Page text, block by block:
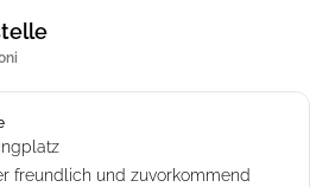
freundlich und zuvorkommend